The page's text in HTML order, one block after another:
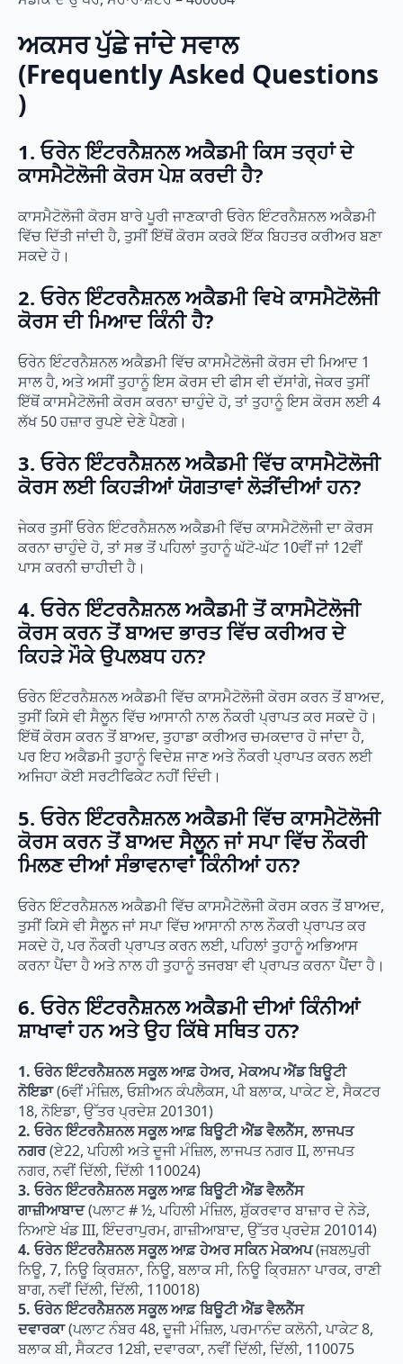
ਅਕਸਰ ਪੁੱਛੇ ਜਾਂਦੇ ਸਵਾਲ
(Frequently Asked Questions
)
1. ਓਰੇਨ ਇੰਟਰਨੈਸ਼ਨਲ ਅਕੈਡਮੀ ਕਿਸ ਤਰ੍ਹਾਂ ਦੇ
ਕਾਸਮੈਟੋਲੋਜੀ ਕੋਰਸ ਪੇਸ਼ ਕਰਦੀ ਹੈ?
ਕਾਸਮੈਟੋਲੋਜੀ ਕੋਰਸ ਬਾਰੇ ਪੂਰੀ ਜਾਣਕਾਰੀ ਓਰੇਨ ਇੰਟਰਨੈਸ਼ਨਲ ਅਕੈਡਮੀ
ਵਿੱਚ ਦਿੱਤੀ ਜਾਂਦੀ ਹੈ, ਤੁਸੀਂ ਇੱਥੋਂ ਕੋਰਸ ਕਰਕੇ ਇੱਕ ਬਿਹਤਰ ਕਰੀਅਰ ਬਣਾ
ਸਕਦੇ ਹੋ।
2. ਓਰੇਨ ਇੰਟਰਨੈਸ਼ਨਲ ਅਕੈਡਮੀ ਵਿਖੇ ਕਾਸਮੈਟੋਲੋਜੀ
ਕੋਰਸ ਦੀ ਮਿਆਦ ਕਿੰਨੀ ਹੈ?
ਓਰੇਨ ਇੰਟਰਨੈਸ਼ਨਲ ਅਕੈਡਮੀ ਵਿੱਚ ਕਾਸਮੈਟੋਲੋਜੀ ਕੋਰਸ ਦੀ ਮਿਆਦ 1
ਸਾਲ ਹੈ, ਅਤੇ ਅਸੀਂ ਤੁਹਾਨੂੰ ਇਸ ਕੋਰਸ ਦੀ ਫੀਸ ਵੀ ਦੱਸਾਂਗੇ, ਜੇਕਰ ਤੁਸੀਂ
ਇੱਥੋਂ ਕਾਸਮੈਟੋਲੋਜੀ ਕੋਰਸ ਕਰਨਾ ਚਾਹੁੰਦੇ ਹੋ, ਤਾਂ ਤੁਹਾਨੂੰ ਇਸ ਕੋਰਸ ਲਈ 4
ਲੱਖ 50 ਹਜ਼ਾਰ ਰੁਪਏ ਦੇਣੇ ਪੈਣਗੇ।
3. ਓਰੇਨ ਇੰਟਰਨੈਸ਼ਨਲ ਅਕੈਡਮੀ ਵਿੱਚ ਕਾਸਮੈਟੋਲੋਜੀ
ਕੋਰਸ ਲਈ ਕਿਹੜੀਆਂ ਯੋਗਤਾਵਾਂ ਲੋੜੀਂਦੀਆਂ ਹਨ?
ਜੇਕਰ ਤੁਸੀਂ ਓਰੇਨ ਇੰਟਰਨੈਸ਼ਨਲ ਅਕੈਡਮੀ ਵਿੱਚ ਕਾਸਮੈਟੋਲੋਜੀ ਦਾ ਕੋਰਸ
ਕਰਨਾ ਚਾਹੁੰਦੇ ਹੋ, ਤਾਂ ਸਭ ਤੋਂ ਪਹਿਲਾਂ ਤੁਹਾਨੂੰ ਘੱਟੋ-ਘੱਟ 10ਵੀਂ ਜਾਂ 12ਵੀਂ
ਪਾਸ ਕਰਨੀ ਚਾਹੀਦੀ ਹੈ।
4. ਓਰੇਨ ਇੰਟਰਨੈਸ਼ਨਲ ਅਕੈਡਮੀ ਤੋਂ ਕਾਸਮੈਟੋਲੋਜੀ
ਕੋਰਸ ਕਰਨ ਤੋਂ ਬਾਅਦ ਭਾਰਤ ਵਿੱਚ ਕਰੀਅਰ ਦੇ
ਕਿਹੜੇ ਮੌਕੇ ਉਪਲਬਧ ਹਨ?
ਓਰੇਨ ਇੰਟਰਨੈਸ਼ਨਲ ਅਕੈਡਮੀ ਵਿੱਚ ਕਾਸਮੈਟੋਲੋਜੀ ਕੋਰਸ ਕਰਨ ਤੋਂ ਬਾਅਦ,
ਤੁਸੀਂ ਕਿਸੇ ਵੀ ਸੈਲੂਨ ਵਿੱਚ ਆਸਾਨੀ ਨਾਲ ਨੌਕਰੀ ਪ੍ਰਾਪਤ ਕਰ ਸਕਦੇ ਹੋ।
ਇੱਥੋਂ ਕੋਰਸ ਕਰਨ ਤੋਂ ਬਾਅਦ, ਤੁਹਾਡਾ ਕਰੀਅਰ ਚਮਕਦਾਰ ਹੋ ਜਾਂਦਾ ਹੈ,
ਪਰ ਇਹ ਅਕੈਡਮੀ ਤੁਹਾਨੂੰ ਵਿਦੇਸ਼ ਜਾਣ ਅਤੇ ਨੌਕਰੀ ਪ੍ਰਾਪਤ ਕਰਨ ਲਈ
ਅਜਿਹਾ ਕੋਈ ਸਰਟੀਫਿਕੇਟ ਨਹੀਂ ਦਿੰਦੀ।
5. ਓਰੇਨ ਇੰਟਰਨੈਸ਼ਨਲ ਅਕੈਡਮੀ ਵਿੱਚ ਕਾਸਮੈਟੋਲੋਜੀ
ਕੋਰਸ ਕਰਨ ਤੋਂ ਬਾਅਦ ਸੈਲੂਨ ਜਾਂ ਸਪਾ ਵਿੱਚ ਨੌਕਰੀ
ਮਿਲਣ ਦੀਆਂ ਸੰਭਾਵਨਾਵਾਂ ਕਿੰਨੀਆਂ ਹਨ?
ਓਰੇਨ ਇੰਟਰਨੈਸ਼ਨਲ ਅਕੈਡਮੀ ਵਿੱਚ ਕਾਸਮੈਟੋਲੋਜੀ ਕੋਰਸ ਕਰਨ ਤੋਂ ਬਾਅਦ,
ਤੁਸੀਂ ਕਿਸੇ ਵੀ ਸੈਲੂਨ ਜਾਂ ਸਪਾ ਵਿੱਚ ਆਸਾਨੀ ਨਾਲ ਨੌਕਰੀ ਪ੍ਰਾਪਤ ਕਰ
ਸਕਦੇ ਹੋ, ਪਰ ਨੌਕਰੀ ਪ੍ਰਾਪਤ ਕਰਨ ਲਈ, ਪਹਿਲਾਂ ਤੁਹਾਨੂੰ ਅਭਿਆਸ
ਕਰਨਾ ਪੈਂਦਾ ਹੈ ਅਤੇ ਨਾਲ ਹੀ ਤੁਹਾਨੂੰ ਤਜਰਬਾ ਵੀ ਪ੍ਰਾਪਤ ਕਰਨਾ ਪੈਂਦਾ ਹੈ।
6. ਓਰੇਨ ਇੰਟਰਨੈਸ਼ਨਲ ਅਕੈਡਮੀ ਦੀਆਂ ਕਿੰਨੀਆਂ
ਸ਼ਾਖਾਵਾਂ ਹਨ ਅਤੇ ਉਹ ਕਿੱਥੇ ਸਥਿਤ ਹਨ?
1. ਓਰੇਨ ਇੰਟਰਨੈਸ਼ਨਲ ਸਕੂਲ ਆਫ਼ ਹੇਅਰ, ਮੇਕਅਪ ਐਂਡ ਬਿਊਟੀ
ਨੋਇਡਾ(6ਵੀਂ ਮੰਜ਼ਿਲ, ਓਸ਼ੀਅਨ ਕੰਪਲੈਕਸ, ਪੀ ਬਲਾਕ, ਪਾਕੇਟ ਏ, ਸੈਕਟਰ
18, ਨੋਇਡਾ, ਉੱਤਰ ਪ੍ਰਦੇਸ਼ 201301)
2. ਓਰੇਨ ਇੰਟਰਨੈਸ਼ਨਲ ਸਕੂਲ ਆਫ਼ ਬਿਊਟੀ ਐਂਡ ਵੈਲਨੈੱਸ, ਲਾਜਪਤ
ਨਗਰ(ਏ22, ਪਹਿਲੀ ਅਤੇ ਦੂਜੀ ਮੰਜ਼ਿਲ, ਲਾਜਪਤ ਨਗਰ II, ਲਾਜਪਤ
ਨਗਰ, ਨਵੀਂ ਦਿੱਲੀ, ਦਿੱਲੀ 110024)
3. ਓਰੇਨ ਇੰਟਰਨੈਸ਼ਨਲ ਸਕੂਲ ਆਫ਼ ਬਿਊਟੀ ਐਂਡ ਵੈਲਨੈੱਸ
ਗਾਜ਼ੀਆਬਾਦ(ਪਲਾਟ # ½, ਪਹਿਲੀ ਮੰਜ਼ਿਲ, ਸ਼ੁੱਕਰਵਾਰ ਬਾਜ਼ਾਰ ਦੇ ਨੇੜੇ,
ਨਿਆਏ ਖੰਡ III, ਇੰਦਰਾਪੁਰਮ, ਗਾਜ਼ੀਆਬਾਦ, ਉੱਤਰ ਪ੍ਰਦੇਸ਼ 201014)
4. ਓਰੇਨ ਇੰਟਰਨੈਸ਼ਨਲ ਸਕੂਲ ਆਫ਼ ਹੇਅਰ ਸਕਿਨ ਮੇਕਅਪ(ਜਬਲਪੁਰੀ
ਨਿਊ, 7, ਨਿਊ ਕ੍ਰਿਸ਼ਨਾ, ਨਿਊ, ਬਲਾਕ ਸੀ, ਨਿਊ ਕ੍ਰਿਸ਼ਨਾ ਪਾਰਕ, ਰਾਣੀ
ਬਾਗ, ਨਵੀਂ ਦਿੱਲੀ, ਦਿੱਲੀ, 110018)
5. ਓਰੇਨ ਇੰਟਰਨੈਸ਼ਨਲ ਸਕੂਲ ਆਫ਼ ਬਿਊਟੀ ਐਂਡ ਵੈਲਨੈੱਸ
ਦਵਾਰਕਾ(ਪਲਾਟ ਨੰਬਰ 48, ਦੂਜੀ ਮੰਜ਼ਿਲ, ਪਰਮਾਨੰਦ ਕਲੋਨੀ, ਪਾਕੇਟ 8,
ਬਲਾਕ ਬੀ, ਸੈਕਟਰ 12ਬੀ, ਦਵਾਰਕਾ, ਨਵੀਂ ਦਿੱਲੀ, ਦਿੱਲੀ, 110075